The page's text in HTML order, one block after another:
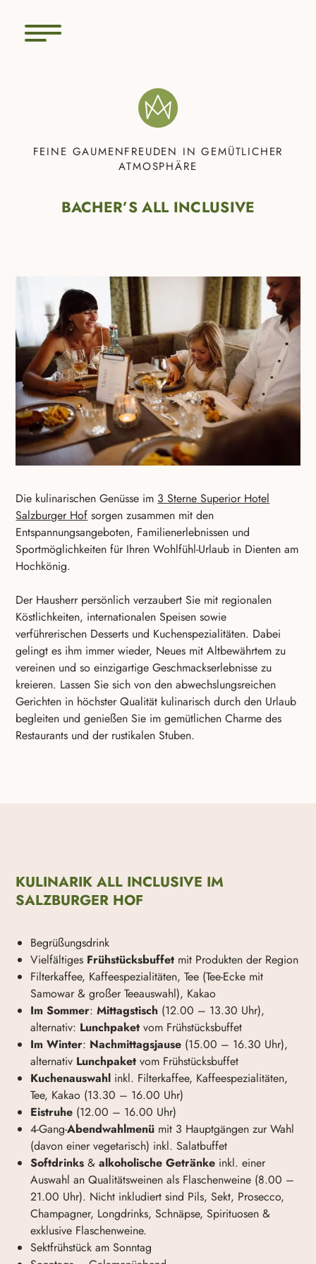
FEINE GAUMENFREUDEN IN GEMÜTLICHER
ATMOSPHÄRE
BACHER’S ALL INCLUSIVE
Die kulinarischen Genüsse im 3 Sterne Superior Hotel
Salzburger Hof sorgen zusammen mit den
Entspannungsangeboten, Familienerlebnissen und
Sportmöglichkeiten für Ihren Wohlfühl-Urlaub in Dienten am
Hochkönig.
Der Hausherr persönlich verzaubert Sie mit regionalen
Köstlichkeiten, internationalen Speisen sowie
verführerischen Desserts und Kuchenspezialitäten. Dabei
gelingt es ihm immer wieder, Neues mit Altbewährtem zu
vereinen und so einzigartige Geschmackserlebnisse zu
kreieren. Lassen Sie sich von den abwechslungsreichen
Gerichten in höchster Qualität kulinarisch durch den Urlaub
begleiten und genießen Sie im gemütlichen Charme des
Restaurants und der rustikalen Stuben.
KULINARIK ALL INCLUSIVE IM
SALZBURGER HOF
Begrüßungsdrink
Vielfältiges Frühstücksbuffet mit Produkten der Region
Filterkaffee, Kaffeespezialitäten, Tee (Tee-Ecke mit
Samowar & großer Teeauswahl), Kakao
Im Sommer:Mittagstisch (12.00 – 13.30 Uhr),
alternativ: Lunchpaket vom Frühstücksbuffet
Im Winter: Nachmittagsjause (15.00 – 16.30 Uhr),
alternativ Lunchpaket vom Frühstücksbuffet
Kuchenauswahl inkl. Filterkaffee, Kaffeespezialitäten,
Tee, Kakao (13.30 – 16.00 Uhr)
Eistruhe (12.00 – 16.00 Uhr)
4-Gang-Abendwahlmenü mit 3 Hauptgängen zur Wahl
(davon einer vegetarisch) inkl. Salatbuffet
Softdrinks &alkoholische Getränke inkl. einer
Auswahl an Qualitätsweinen als Flaschenweine (8.00 –
21.00 Uhr). Nicht inkludiert sind Pils, Sekt, Prosecco,
Champagner, Longdrinks, Schnäpse, Spirituosen &
exklusive Flaschenweine.
Sektfrühstück am Sonntag